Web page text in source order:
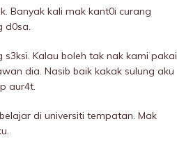
Banyak kali mak kant0i curang
d0sa.
Kalau boleh tak nak kami pakai
dia. Nasib baik kakak sulung aku
aur4t.
di universiti tempatan. Mak